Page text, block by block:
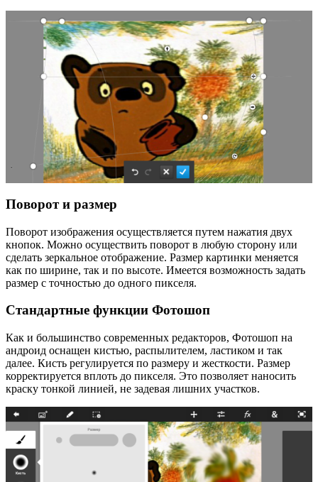
Поворот и размер
Поворот изображения осуществляется путем нажатия двух
кнопок. Можно осуществить поворот в любую сторону или
сделать зеркальное отображение. Размер картинки меняется
как по ширине, так и по высоте. Имеется возможность задать
размер с точностью до одного пикселя.
Стандартные функции Фотошоп
Как и большинство современных редакторов, Фотошоп на
андроид оснащен кистью, распылителем, ластиком и так
далее. Кисть регулируется по размеру и жесткости. Размер
корректируется вплоть до пикселя. Это позволяет наносить
краску тонкой линией, не задевая лишних участков.